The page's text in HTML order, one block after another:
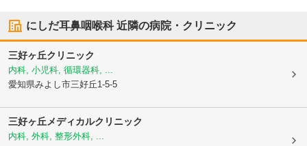
にしだ耳鼻咽喉科近隣の病院・クリニック
三好ヶ丘クリニック
内科, 小児科, 循環器科, ...
愛知県みよし市三好丘1-5-5
三好ヶ丘メディカルクリニック
内科, 外科, 整形外科, ...